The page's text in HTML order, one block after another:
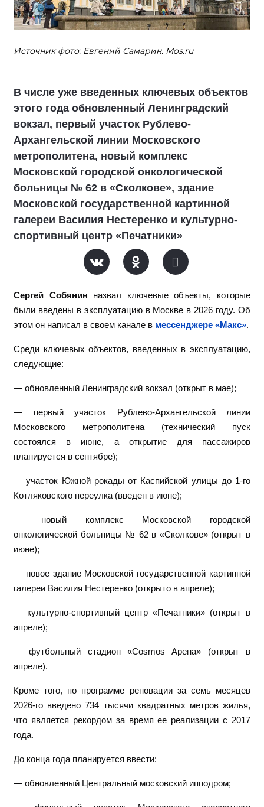
Источник фото: Евгений Самарин. Mos.ru
В числе уже введенных ключевых объектов
этого года обновленный Ленинградский
вокзал, первый участок Рублево-
Архангельской линии Московского
метрополитена, новый комплекс
Московской городской онкологической
больницы № 62 в «Сколкове», здание
Московской государственной картинной
галереи Василия Нестеренко и культурно-
спортивный центр «Печатники»
Сергей Собянин назвал ключевые объекты, которые
были введены в эксплуатацию в Москве в 2026 году. Об
этом он написал в своем канале в мессенджере «Макс».
Среди ключевых объектов, введенных в эксплуатацию,
следующие:
— обновленный Ленинградский вокзал (открыт в мае);
— первый участок Рублево-Архангельской линии
Московского метрополитена (технический пуск
состоялся в июне, а открытие для пассажиров
планируется в сентябре);
— участок Южной рокады от Каспийской улицы до 1-го
Котляковского переулка (введен в июне);
— новый комплекс Московской городской
онкологической больницы № 62 в «Сколкове» (открыт в
июне);
— новое здание Московской государственной картинной
галереи Василия Нестеренко (открыто в апреле);
— культурно-спортивный центр «Печатники» (открыт в
апреле);
— футбольный стадион «Cosmos Арена» (открыт в
апреле).
Кроме того, по программе реновации за семь месяцев
2026-го введено 734 тысячи квадратных метров жилья,
что является рекордом за время ее реализации с 2017
года.
До конца года планируется ввести:
— обновленный Центральный московский ипподром;